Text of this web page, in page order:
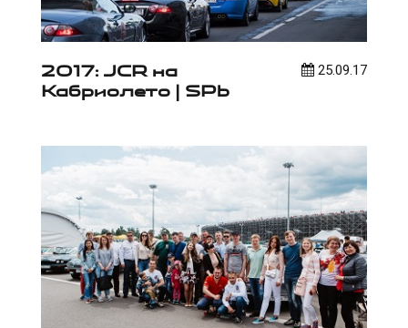
25.09.17
2017: JCR на
Кабриолето | SPb